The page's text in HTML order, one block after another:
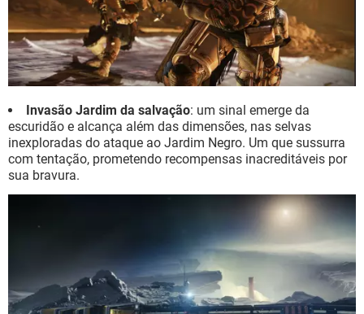
Invasão Jardim da salvação: um sinal emerge da
escuridão e alcança além das dimensões, nas selvas
inexploradas do ataque ao Jardim Negro. Um que sussurra
com tentação, prometendo recompensas inacreditáveis por
sua bravura.